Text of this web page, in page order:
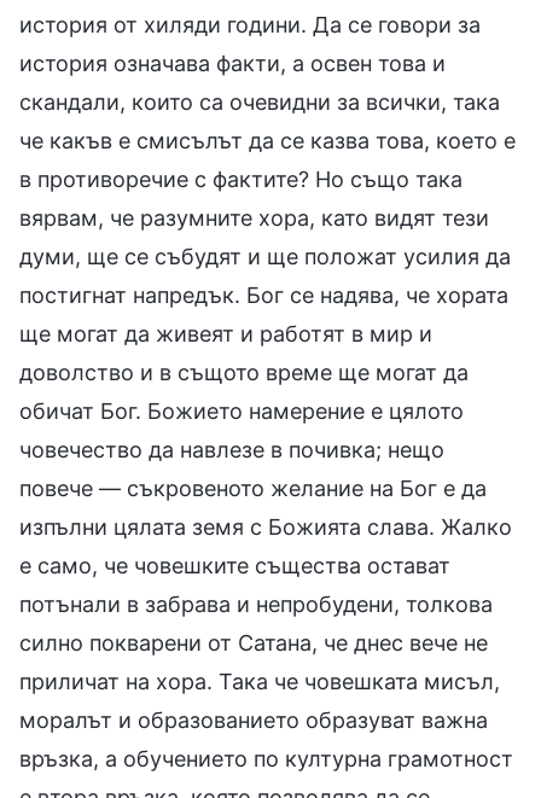
история от хиляди години. Да се говори за
история означава факти, а освен това и
скандали, които са очевидни за всички, така
че какъв е смисълът да се казва това, което е
в противоречие с фактите? Но също така
вярвам, че разумните хора, като видят тези
думи, ще се събудят и ще положат усилия да
постигнат напредък. Бог се надява, че хората
ще могат да живеят и работят в мир и
доволство и в същото време ще могат да
обичат Бог. Божието намерение е цялото
човечество да навлезе в почивка; нещо
повече — съкровеното желание на Бог е да
изпълни цялата земя с Божията слава. Жалко
е само, че човешките същества остават
потънали в забрава и непробудени, толкова
силно покварени от Сатана, че днес вече не
приличат на хора. Така че човешката мисъл,
моралът и образованието образуват важна
връзка, а обучението по културна грамотност